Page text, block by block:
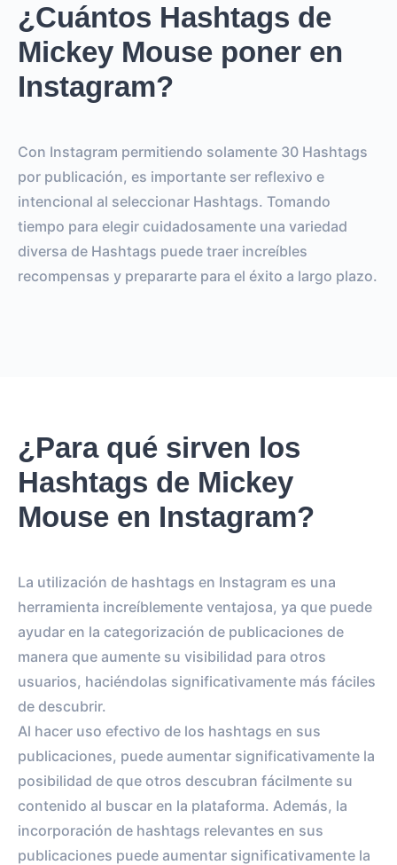
¿Cuántos Hashtags de
Mickey Mouse poner en
Instagram?
Con Instagram permitiendo solamente 30 Hashtags
por publicación, es importante ser reflexivo e
intencional al seleccionar Hashtags. Tomando
tiempo para elegir cuidadosamente una variedad
diversa de Hashtags puede traer increíbles
recompensas y prepararte para el éxito a largo plazo.
¿Para qué sirven los
Hashtags de Mickey
Mouse en Instagram?
La utilización de hashtags en Instagram es una
herramienta increíblemente ventajosa, ya que puede
ayudar en la categorización de publicaciones de
manera que aumente su visibilidad para otros
usuarios, haciéndolas significativamente más fáciles
de descubrir.
Al hacer uso efectivo de los hashtags en sus
publicaciones, puede aumentar significativamente la
posibilidad de que otros descubran fácilmente su
contenido al buscar en la plataforma. Además, la
incorporación de hashtags relevantes en sus
publicaciones puede aumentar significativamente la